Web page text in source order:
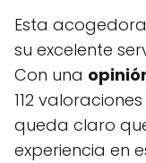
Esta acogedora
su excelente
Con una
112
queda claro
experiencia en